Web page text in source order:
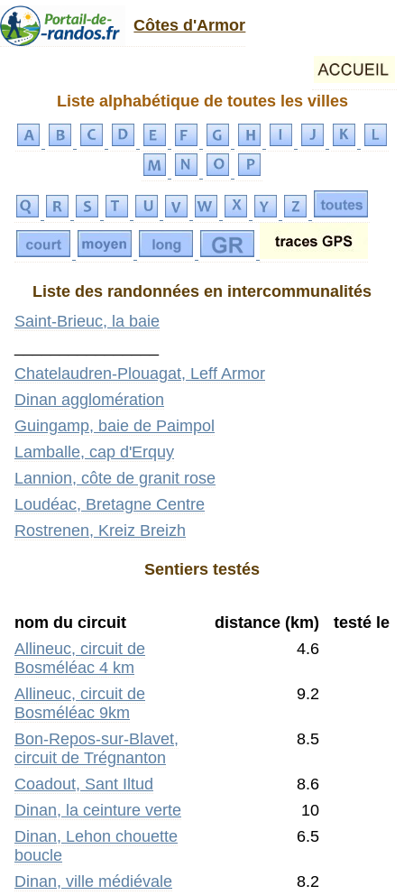
Côtes d'Armor
Liste alphabétique de toutes les villes
Liste des randonnées en intercommunalités
Saint-Brieuc, la baie
Chatelaudren-Plouagat, Leff Armor
Dinan agglomération
Guingamp, baie de Paimpol
Lamballe, cap d'Erquy
Lannion, côte de granit rose
Loudéac, Bretagne Centre
Rostrenen, Kreiz Breizh
Sentiers testés
nom du circuit distance (km)
testé le
Allineuc, circuit de
Bosméléac 4 km
4.6
Allineuc, circuit de
Bosméléac 9km
9.2
Bon-Repos-sur-Blavet,
circuit de Trégnanton
8.5
Coadout, Sant Iltud
8.6
Dinan, la ceinture verte
10
Dinan, Lehon chouette
boucle
6.5
Dinan, ville médiévale
8.2